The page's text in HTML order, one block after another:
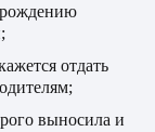
рождению
отдать
выносила и